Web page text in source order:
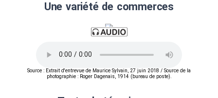
Une variété de commerces
Source : Extrait d'entrevue de Maurice Sylvain, 27 juin 2018 / Source de la
photographie : Roger Dagenais, 1914 (bureau de poste).